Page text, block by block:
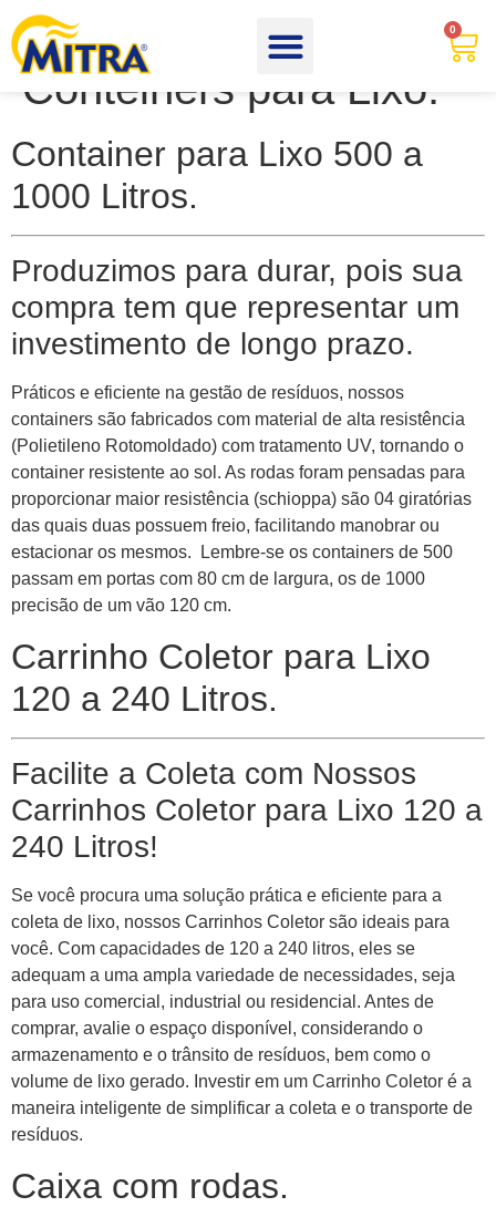
0
Carrinho Contentor /
Conteiners para Lixo.
Container para Lixo 500 a
1000 Litros.
Produzimos para durar, pois sua
compra tem que representar um
investimento de longo prazo.
Práticos e eficiente na gestão de resíduos, nossos
containers são fabricados com material de alta resistência
(Polietileno Rotomoldado) com tratamento UV, tornando o
container resistente ao sol. As rodas foram pensadas para
proporcionar maior resistência (schioppa) são 04 giratórias
das quais duas possuem freio, facilitando manobrar ou
estacionar os mesmos. Lembre-se os containers de 500
passam em portas com 80 cm de largura, os de 1000
precisão de um vão 120 cm.
Carrinho Coletor para Lixo
120 a 240 Litros.
Facilite a Coleta com Nossos
Carrinhos Coletor para Lixo 120 a
240 Litros!
Se você procura uma solução prática e eficiente para a
coleta de lixo, nossos Carrinhos Coletor são ideais para
você. Com capacidades de 120 a 240 litros, eles se
adequam a uma ampla variedade de necessidades, seja
para uso comercial, industrial ou residencial. Antes de
comprar, avalie o espaço disponível, considerando o
armazenamento e o trânsito de resíduos, bem como o
volume de lixo gerado. Investir em um Carrinho Coletor é a
maneira inteligente de simplificar a coleta e o transporte de
resíduos.
Caixa com rodas.